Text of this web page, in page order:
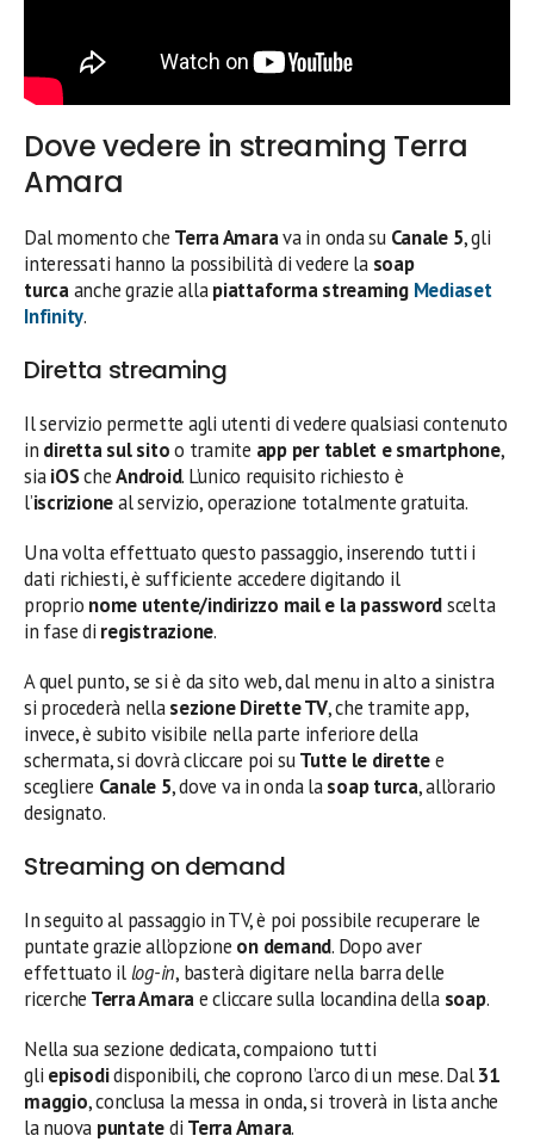
Dove vedere in streaming Terra
Amara
Dal momento che Terra Amarava in onda su Canale 5, gli
interessati hanno la possibilità di vedere la soap
turcaanche grazie allapiattaforma streaming Mediaset
Infinity.
Diretta streaming
Il servizio permette agli utenti di vedere qualsiasi contenuto
in diretta sul sitoo tramite app per tablet e smartphone,
siaiOScheAndroid. L’unico requisito richiesto è
l’iscrizioneal servizio, operazione totalmente gratuita.
Una volta effettuato questo passaggio, inserendo tutti i
dati richiesti, è sufficiente accedere digitando il
proprio nome utente/indirizzo mail e la passwordscelta
in fase di registrazione.
A quel punto, se si è da sito web, dal menu in alto a sinistra
si procederà nellasezione Dirette TV, che tramite app,
invece, è subito visibile nella parte inferiore della
schermata, si dovrà cliccare poi suTutte le direttee
scegliere Canale 5, dove va in onda lasoap turca, all’orario
designato.
Streaming on demand
In seguito al passaggio in TV, è poi possibile recuperare le
puntate grazie all’opzione on demand. Dopo aver
effettuato illog-in, basterà digitare nella barra delle
ricerche Terra Amarae cliccare sulla locandina della soap.
Nella sua sezione dedicata, compaiono tutti
gli episodidisponibili, che coprono l’arco di un mese. Dal31
maggio, conclusa la messa in onda, si troverà in lista anche
la nuova puntatedi Terra Amara.